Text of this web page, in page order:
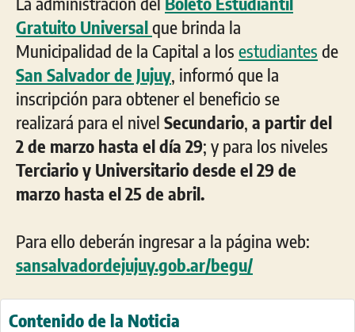
Gratuito Universalque brinda la
Municipalidad de la Capital a los estudiantes de
San Salvador de Jujuy, informó que la
inscripción para obtener el beneficio se
realizará para el nivel Secundario, a partir del
2 de marzo hasta el día 29; y para los niveles
Terciario y Universitario desde el 29 de
marzo hasta el 25 de abril.
Para ello deberán ingresar a la página web:
sansalvadordejujuy.gob.ar/begu/
Contenido de la Noticia